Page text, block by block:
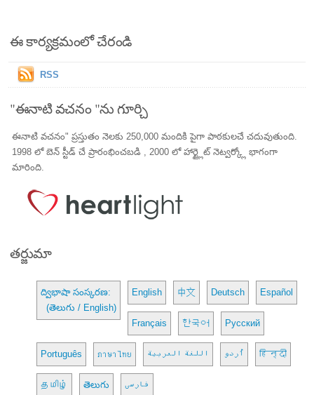
ఈ కార్యక్రమంలో చేరండి
RSS
"ఈనాటి వచనం "ను గూర్చి
ఈనాటి వచనం" ప్రస్తుతం నెలకు 250,000 మందికి పైగా పాఠకులచే చదువుతుంది.
1998 లో బెన్ స్టీడ్ చే ప్రారంభించబడి , 2000 లో హార్ట్లైట్ నెట్వర్క్లో భాగంగా
మారింది.
తర్జుమా
ద్విభాషా సంస్కరణ:
(తెలుగు / English)
English 中文 Deutsch Español
Français 한국어 Русский
Português ภาษาไทย اللغة العربية اُردو हिन्दी
தமிழ் తెలుగు فارسی